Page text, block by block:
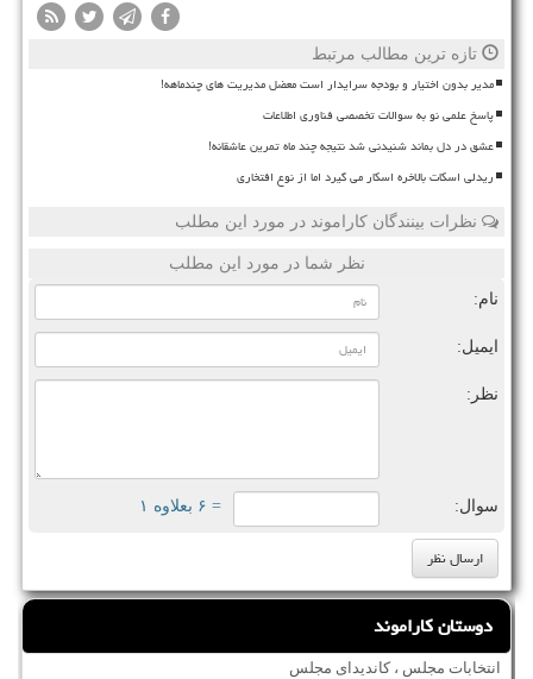
تازه ترین مطالب مرتبط
مدیر بدون اختیار و بودجه سرایدار است معضل مدیریت های چندماهه!
پاسخ علمی نو به سوالات تخصصی فناوری اطلاعات
عشق در دل بماند شنیدنی شد نتیجه چند ماه تمرین عاشقانه!
ریدلی اسکات بالاخره اسکار می گیرد اما از نوع افتخاری
نظرات بینندگان کاراموند در مورد این مطلب
نظر شما در مورد این مطلب
نام:
ایمیل:
نظر:
سوال: = ۶ بعلاوه ۱
دوستان کاراموند
انتخابات مجلس ، کاندیدای مجلس